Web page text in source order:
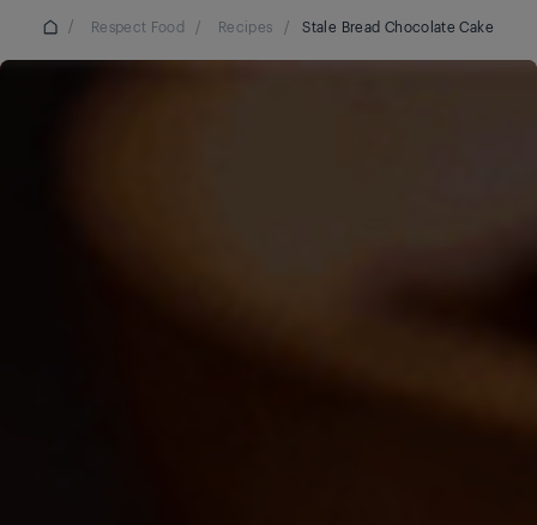
/ Respect Food / Recipes / Stale Bread Chocolate Cake